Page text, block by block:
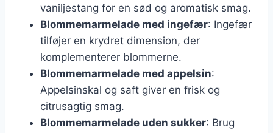
vaniljestang for en sød og aromatisk smag.
Blommemarmelade med ingefær: Ingefær
tilføjer en krydret dimension, der
komplementerer blommerne.
Blommemarmelade med appelsin:
Appelsinskal og saft giver en frisk og
citrusagtig smag.
Blommemarmelade uden sukker: Brug